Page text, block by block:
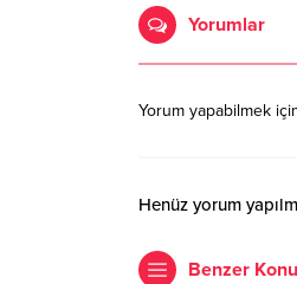
Yorumlar
Yorum yapabilmek
Henüz yorum
Benzer